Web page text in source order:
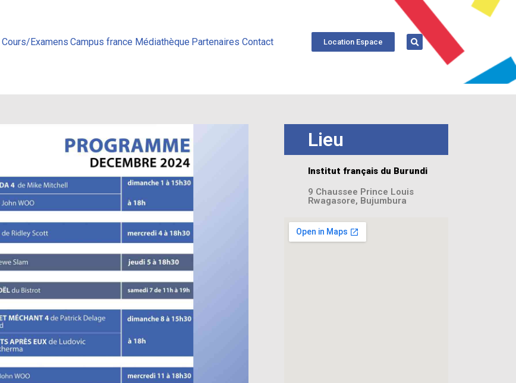
Cours/Examens Campus france Médiathèque Partenaires Contact Location Espace
Lieu
Institut français du Burundi
9 Chaussee Prince Louis
Rwagasore, Bujumbura